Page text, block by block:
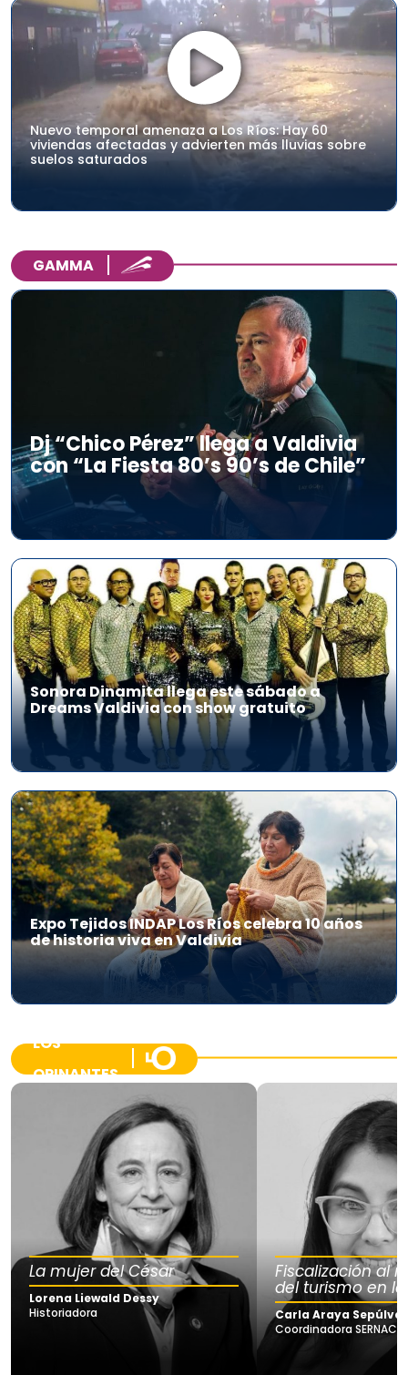
Nuevo temporal amenaza a Los Ríos: Hay 60
viviendas afectadas y advierten más lluvias sobre
suelos saturados
GAMMA
Dj “Chico Pérez” llega a Valdivia
con “La Fiesta 80’s 90’s de Chile”
Sonora Dinamita llega este sábado a
Dreams Valdivia con show gratuito
Expo Tejidos INDAP Los Ríos celebra 10 años
de historia viva en Valdivia
LOS
OPINANTES
La mujer del César
Lorena Liewald Dessy
Historiadora
Fiscalización al
del turismo en
Carla Araya
Coordinadora SERNAC